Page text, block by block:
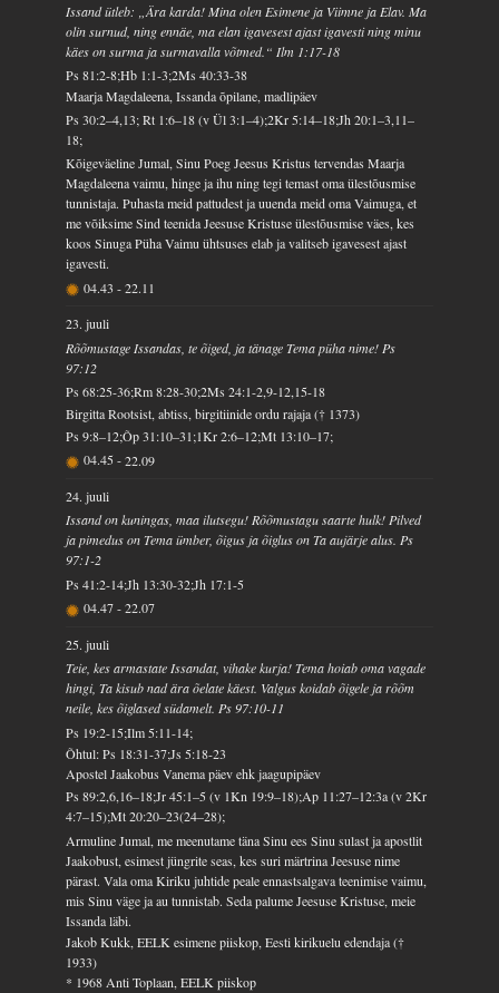
Issand ütleb: „Ära karda! Mina olen Esimene ja Viimne ja Elav. Ma
olin surnud, ning ennäe, ma elan igavesest ajast igavesti ning minu
käes on surma ja surmavalla võtmed.“ Ilm 1:17-18
Ps 81:2-8;Hb 1:1-3;2Ms 40:33-38
Maarja Magdaleena, Issanda õpilane, madlipäev
Ps 30:2–4,13; Rt 1:6–18 (v Ül 3:1–4);2Kr 5:14–18;Jh 20:1–3,11–
18;
Kõigeväeline Jumal, Sinu Poeg Jeesus Kristus tervendas Maarja
Magdaleena vaimu, hinge ja ihu ning tegi temast oma ülestõusmise
tunnistaja. Puhasta meid pattudest ja uuenda meid oma Vaimuga, et
me võiksime Sind teenida Jeesuse Kristuse ülestõusmise väes, kes
koos Sinuga Püha Vaimu ühtsuses elab ja valitseb igavesest ajast
igavesti.
04.43 -22.11
23. juuli
Rõõmustage Issandas, te õiged, ja tänage Tema püha nime! Ps
97:12
Ps 68:25-36;Rm 8:28-30;2Ms 24:1-2,9-12,15-18
Birgitta Rootsist, abtiss, birgitiinide ordu rajaja († 1373)
Ps 9:8–12;Õp 31:10–31;1Kr 2:6–12;Mt 13:10–17;
04.45-22.09
24. juuli
Issand on kuningas, maa ilutsegu! Rõõmustagu saarte hulk! Pilved
ja pimedus on Tema ümber, õigus ja õiglus on Ta aujärje alus. Ps
97:1-2
Ps 41:2-14;Jh 13:30-32;Jh 17:1-5
04.47-22.07
25. juuli
Teie, kes armastate Issandat, vihake kurja! Tema hoiab oma vagade
hingi, Ta kisub nad ära õelate käest. Valgus koidab õigele ja rõõm
neile, kes õiglased südamelt. Ps 97:10-11
Ps 19:2-15;Ilm 5:11-14;
Õhtul: Ps 18:31-37;Js 5:18-23
Apostel Jaakobus Vanema päev ehk jaagupipäev
Ps 89:2,6,16–18;Jr 45:1–5 (v 1Kn 19:9–18);Ap 11:27–12:3a (v 2Kr
4:7–15);Mt 20:20–23(24–28);
Armuline Jumal, me meenutame täna Sinu ees Sinu sulast ja apostlit
Jaakobust, esimest jüngrite seas, kes suri märtrina Jeesuse nime
pärast. Vala oma Kiriku juhtide peale ennastsalgava teenimise vaimu,
mis Sinu väge ja au tunnistab. Seda palume Jeesuse Kristuse, meie
Issanda läbi.
Jakob Kukk, EELK esimene piiskop, Eesti kirikuelu edendaja (†
1933)
* 1968 Anti Toplaan, EELK piiskop